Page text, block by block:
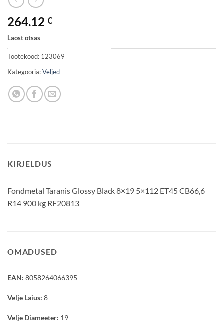
264.12 €
Laost otsas
Tootekood: 123069
Kategooria:Veljed
KIRJELDUS
Fondmetal Taranis Glossy Black 8×19 5×112 ET45 CB66,6
R14 900 kg RF20813
OMADUSED
EAN: 8058264066395
Velje Laius: 8
Velje Diameeter: 19